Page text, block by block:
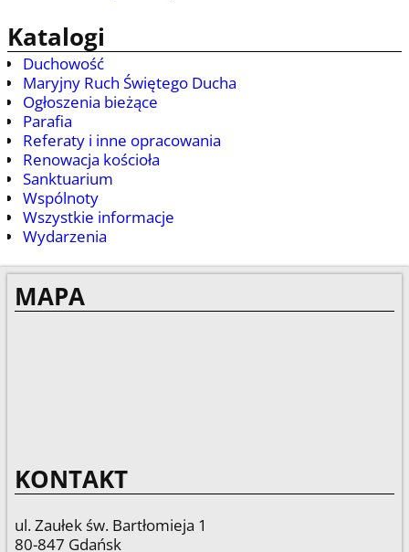
Katalogi
Duchowość
Maryjny Ruch Świętego Ducha
Ogłoszenia bieżące
Parafia
Referaty i inne opracowania
Renowacja kościoła
Sanktuarium
Wspólnoty
Wszystkie informacje
Wydarzenia
MAPA
KONTAKT
ul. Zaułek św. Bartłomieja 1
80-847 Gdańsk